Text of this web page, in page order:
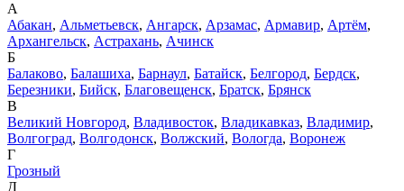
А
Абакан, Альметьевск, Ангарск, Арзамас, Армавир, Артём,
Архангельск, Астрахань, Ачинск
Б
Балаково, Балашиха, Барнаул, Батайск, Белгород, Бердск,
Березники, Бийск, Благовещенск, Братск, Брянск
В
Великий Новгород, Владивосток, Владикавказ, Владимир,
Волгоград, Волгодонск, Волжский, Вологда, Воронеж
Г
Грозный
Д